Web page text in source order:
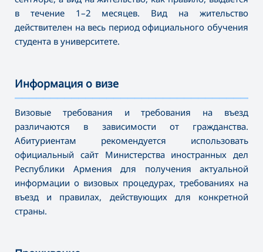
в течение 1–2 месяцев. Вид на жительство
действителен на весь период официального обучения
студента в университете.
Информация о визе
Визовые требования и требования на въезд
различаются в зависимости от гражданства.
Абитуриентам рекомендуется использовать
официальный сайт Министерства иностранных дел
Республики Армения для получения актуальной
информации о визовых процедурах, требованиях на
въезд и правилах, действующих для конкретной
страны.